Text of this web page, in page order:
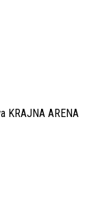
KRAJNA ARENA